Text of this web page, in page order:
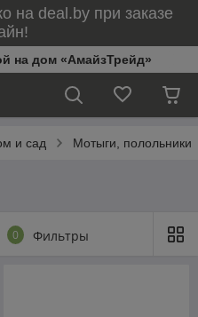
на deal.by при заказе
на дом «АмайзТрейд»
и сад Мотыги, полольники
0 Фильтры